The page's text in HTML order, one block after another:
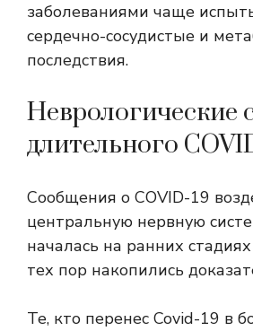
заболеваниями чаще
сердечно-сосудистые и
последствия.
длительного
Сообщения о COVID-19
центральную нервную
началась на ранних
тех пор накопились
Те, кто перенес Covid-19 в